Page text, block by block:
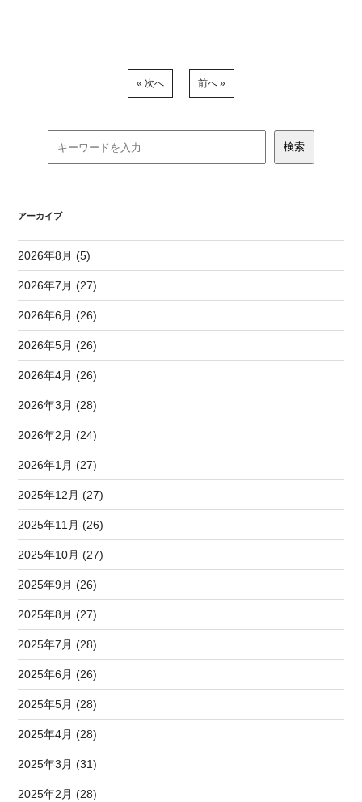
« 次へ 前へ »
アーカイブ
2026年8月 (5)
2026年7月 (27)
2026年6月 (26)
2026年5月 (26)
2026年4月 (26)
2026年3月 (28)
2026年2月 (24)
2026年1月 (27)
2025年12月 (27)
2025年11月 (26)
2025年10月 (27)
2025年9月 (26)
2025年8月 (27)
2025年7月 (28)
2025年6月 (26)
2025年5月 (28)
2025年4月 (28)
2025年3月 (31)
2025年2月 (28)